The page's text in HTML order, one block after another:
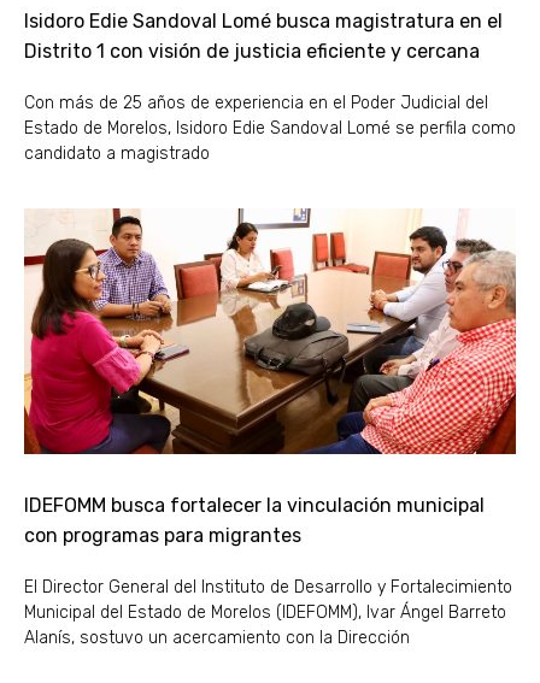
Isidoro Edie Sandoval Lomé busca magistratura en el
Distrito 1 con visión de justicia eficiente y cercana
Con más de 25 años de experiencia en el Poder Judicial del
Estado de Morelos, Isidoro Edie Sandoval Lomé se perfila como
candidato a magistrado
IDEFOMM busca fortalecer la vinculación municipal
con programas para migrantes
El Director General del Instituto de Desarrollo y Fortalecimiento
Municipal del Estado de Morelos (IDEFOMM), Ivar Ángel Barreto
Alanís, sostuvo un acercamiento con la Dirección